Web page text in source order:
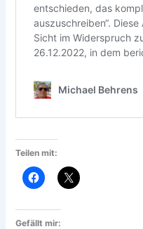
Teilen mit:
Gefällt mir: